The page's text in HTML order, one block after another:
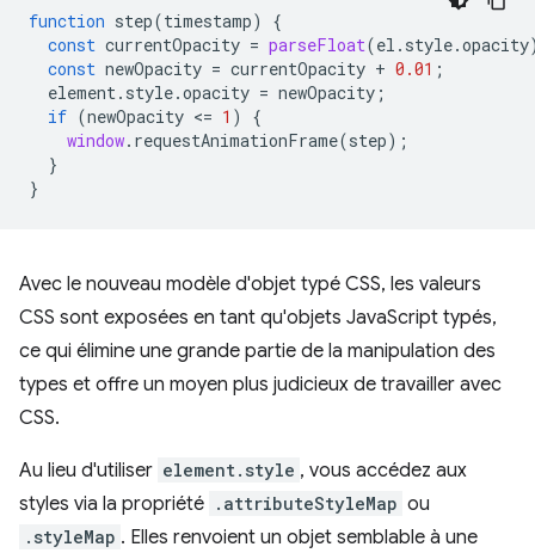
function step(timestamp)
{
const currentOpacity = parseFloat(el . style.opacity
const newOpacity = currentOpacity + 0.01 ;
element. style.opacity = newOpacity ;
if (newOpacity <= 1 )
{
window. requestAnimationFrame(step);
}
}
Avec le nouveau modèle d'objet typé CSS, les valeurs
CSS sont exposées en tant qu'objets JavaScript typés,
ce qui élimine une grande partie de la manipulation des
types et offre un moyen plus judicieux de travailler avec
CSS.
Au lieu d'utiliser element.style , vous accédez aux
styles via la propriété .attributeStyleMap ou
.styleMap . Elles renvoient un objet semblable à une